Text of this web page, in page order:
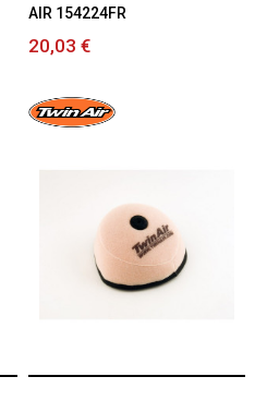
AIR 154224FR
20,03 €